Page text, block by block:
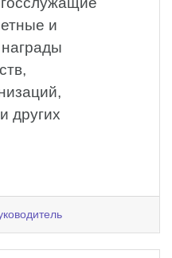
и
других